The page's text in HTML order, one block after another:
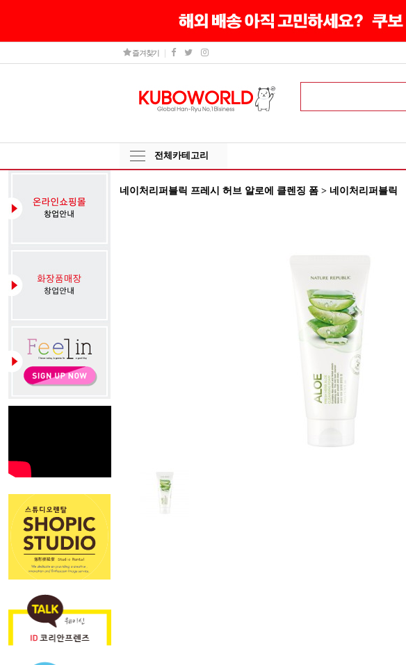
즐겨찾기
전체카테고리
네이처리퍼블릭 프레시 허브 알로에 클렌징 폼 > 네이처리퍼블릭